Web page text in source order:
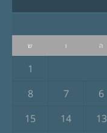
ה ו ש
1
6
7
8
13
14
15